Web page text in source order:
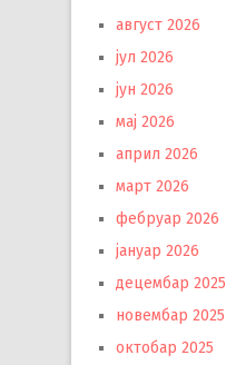
август 2026
јул 2026
јун 2026
мај 2026
април 2026
март 2026
фебруар 2026
јануар 2026
децембар 2025
новембар 2025
октобар 2025